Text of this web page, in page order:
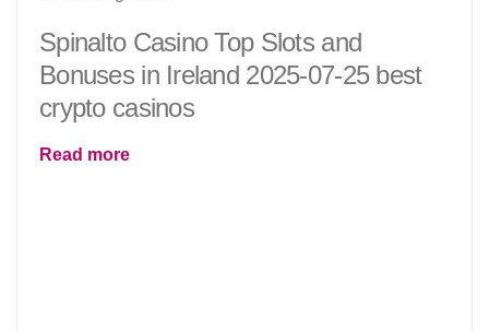
Spinalto Casino Top Slots and
Bonuses in Ireland 2025-07-25 best
crypto casinos
Read more